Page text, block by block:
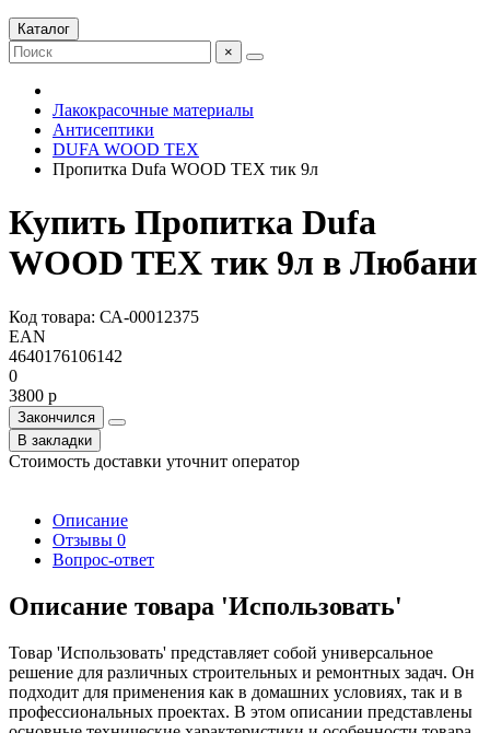
Каталог
×
Лакокрасочные материалы
Антисептики
DUFA WOOD TEX
Пропитка Dufa WOOD TEX тик 9л
Купить Пропитка Dufa
WOOD TEX тик 9л в Любани
Код товара: СА-00012375
EAN
4640176106142
0
3800 р
Закончился
В закладки
Стоимость доставки уточнит оператор
Описание
Отзывы 0
Вопрос-ответ
Описание товара 'Использовать'
Товар 'Использовать' представляет собой универсальное
решение для различных строительных и ремонтных задач. Он
подходит для применения как в домашних условиях, так и в
профессиональных проектах. В этом описании представлены